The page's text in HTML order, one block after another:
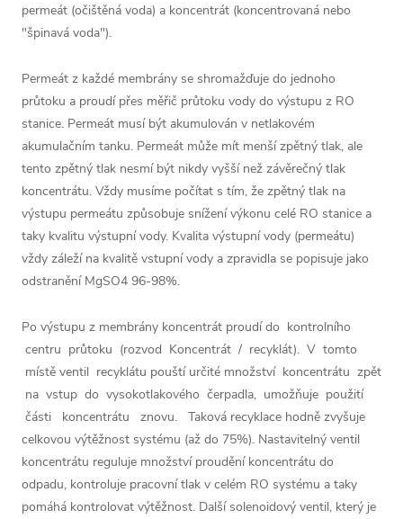
permeát (očištěná voda) a koncentrát (koncentrovaná nebo
"špinavá voda").
Permeát z každé membrány se shromažďuje do jednoho
průtoku a proudí přes měřič průtoku vody do výstupu z RO
stanice. Permeát musí být akumulován v netlakovém
akumulačním tanku. Permeát může mít menší zpětný tlak, ale
tento zpětný tlak nesmí být nikdy vyšší než závěrečný tlak
koncentrátu. Vždy musíme počítat s tím, že zpětný tlak na
výstupu permeátu způsobuje snížení výkonu celé RO stanice a
taky kvalitu výstupní vody. Kvalita výstupní vody (permeátu)
vždy záleží na kvalitě vstupní vody a zpravidla se popisuje jako
odstranění MgSO4 96-98%.
Po výstupu z membrány koncentrát proudí do kontrolního
centru průtoku (rozvod Koncentrát / recyklát). V tomto
místě ventil recyklátu pouští určité množství koncentrátu zpět
na vstup do vysokotlakového čerpadla, umožňuje použití
části koncentrátu znovu. Taková recyklace hodně zvyšuje
celkovou výtěžnost systému (až do 75%). Nastavitelný ventil
koncentrátu reguluje množství proudění koncentrátu do
odpadu, kontroluje pracovní tlak v celém RO systému a taky
pomáhá kontrolovat výtěžnost. Další solenoidový ventil, který je